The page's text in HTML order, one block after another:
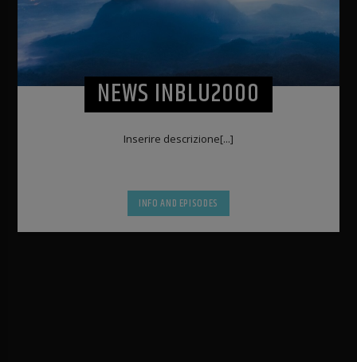
NEWS INBLU2000
Inserire descrizione[...]
INFO AND EPISODES